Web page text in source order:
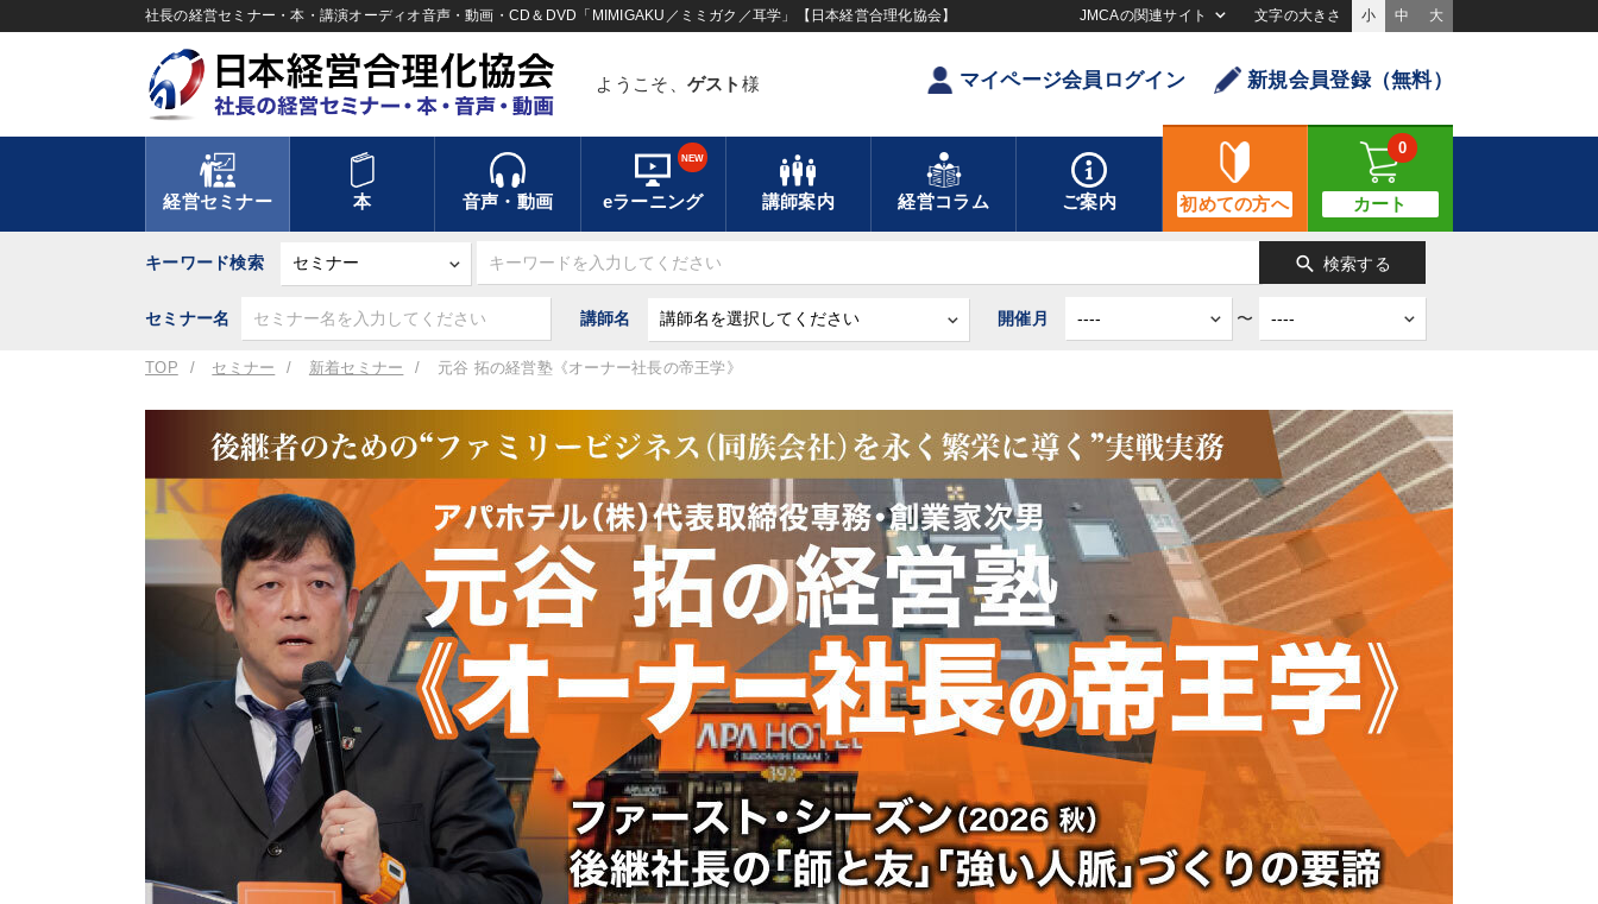
社長の経営セミナー・本・講演オーディオ音声・動画・CD＆DVD「MIMIGAKU／ミミガク／耳学」【日本経営合理化協会】 JMCAの関連サイト 文字の大きさ 小 中 大
ようこそ、 ゲスト 様 マイページ会員ログイン 新規会員登録（無料）
経営セミナー 本 音声・動画 eラーニング
NEW
講師案内 経営コラム ご案内 初めての方へ カート
0
キーワード検索 search 検索する
セミナー名 講師名 開催月 〜
TOP セミナー 新着セミナー 元谷 拓の経営塾《オーナー社長の帝王学》